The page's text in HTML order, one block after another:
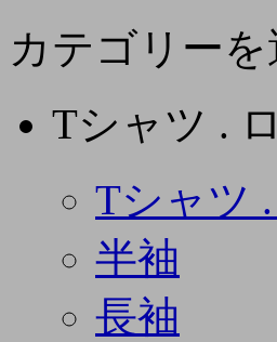
カテゴリーを
Tシャツ .
Tシャツ
半袖
長袖